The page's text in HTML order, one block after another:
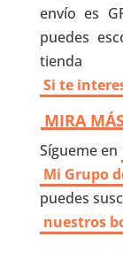
envío es
puedes
tienda
Si te
MIRA
Sígueme en
Mi Grupo
puedes
nuestros